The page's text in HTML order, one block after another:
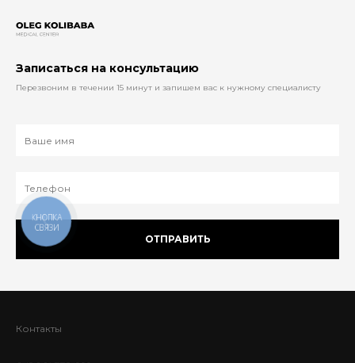
Записаться на консультацию
Перезвоним в течении 15 минут и запишем вас к нужному специалисту
ОТПРАВИТЬ
Контакты